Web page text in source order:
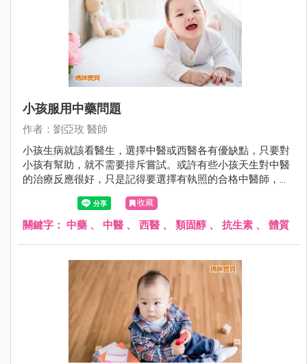
小孩服用中藥問題
作者：劉亞玫 醫師
小孩生病就該看醫生，選擇中醫或西醫各有優缺點，只要對
小孩有幫助，就不需要排斥嘗試。或許有些小孩天生對中醫
的治療反應很好，只是記得要選擇有執照的合格中醫師，才
比較有保障。
收藏
關鍵字： 中藥 、 中醫 、 西醫 、 類固醇、 抗生素 、 體質